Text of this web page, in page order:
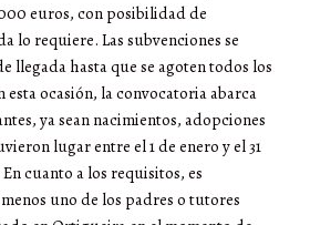
euros, con posibilidad de
lo requiere. Las subvenciones se
llegada hasta que se agoten todos los
ocasión, la convocatoria abarca
ya sean nacimientos, adopciones
lugar entre el 1 de enero y el 31
cuanto a los requisitos, es
uno de los padres o tutores